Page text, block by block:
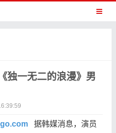
独一无二的浪漫》男
据韩媒消息，演员